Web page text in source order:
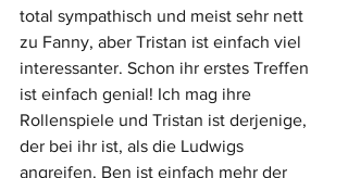
total sympathisch und meist sehr nett
zu Fanny, aber Tristan ist einfach viel
interessanter. Schon ihr erstes Treffen
ist einfach genial! Ich mag ihre
Rollenspiele und Tristan ist derjenige,
der bei ihr ist, als die Ludwigs
angreifen. Ben ist einfach mehr der